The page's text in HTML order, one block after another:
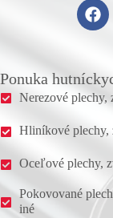
Ponuka
Nerezové plechy,
Hliníkové plechy,
Oceľové plechy,
Pokovované
iné